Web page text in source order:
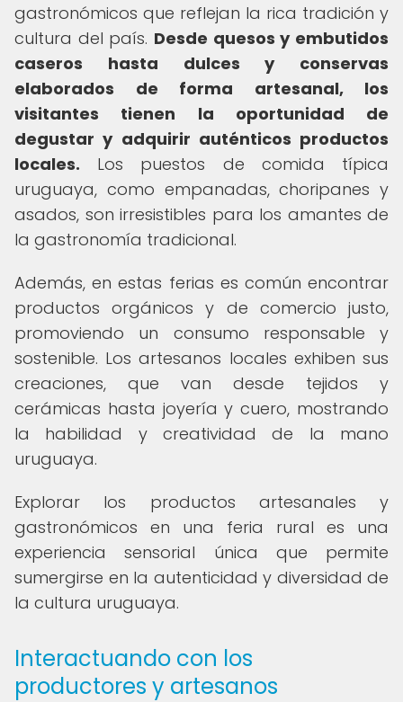
gastronómicos que reflejan la rica tradición y
cultura del país. Desde quesos y embutidos
caseros hasta dulces y conservas
elaborados de forma artesanal, los
visitantes tienen la oportunidad de
degustar y adquirir auténticos productos
locales. Los puestos de comida típica
uruguaya, como empanadas, choripanes y
asados, son irresistibles para los amantes de
la gastronomía tradicional.
Además, en estas ferias es común encontrar
productos orgánicos y de comercio justo,
promoviendo un consumo responsable y
sostenible. Los artesanos locales exhiben sus
creaciones, que van desde tejidos y
cerámicas hasta joyería y cuero, mostrando
la habilidad y creatividad de la mano
uruguaya.
Explorar los productos artesanales y
gastronómicos en una feria rural es una
experiencia sensorial única que permite
sumergirse en la autenticidad y diversidad de
la cultura uruguaya.
Interactuando con los
productores y artesanos